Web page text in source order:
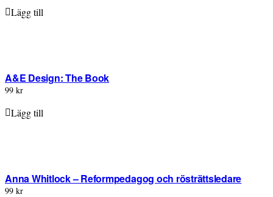
Lägg till
A&E Design: The Book
99 kr
Lägg till
Anna Whitlock – Reformpedagog och rösträttsledare
99 kr